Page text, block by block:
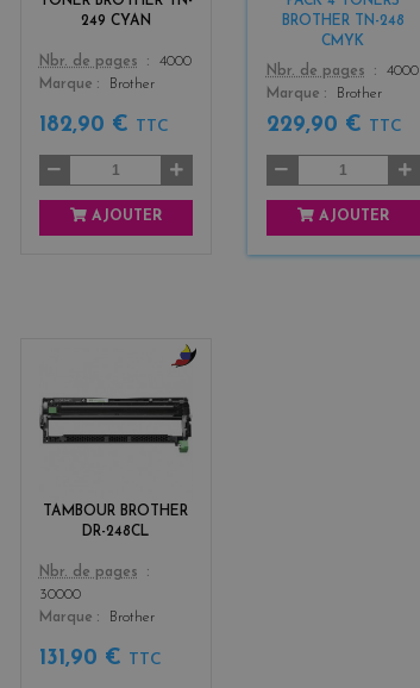
249 CYAN
Color
Nbr. de pages
4000
Marque
Brother
182,90 € TTC
AJOUTER
BROTHER TN-248
CMYK
Color
Nbr. de pages
4000
Marque
Brother
229,90 € TTC
AJOUTER
TAMBOUR BROTHER
DR-248CL
Color
l
c
3
Nbr. de pages
30000
Marque
Brother
131,90 € TTC